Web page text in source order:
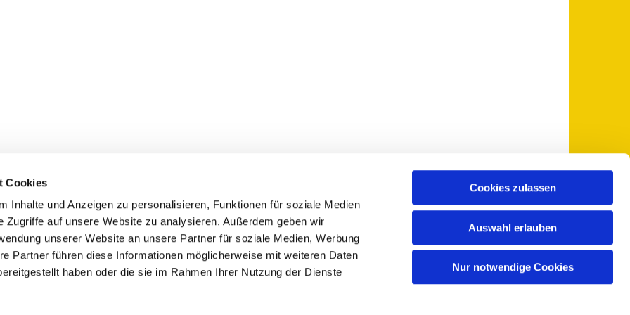
Cookies
Inhalte und Anzeigen zu personalisieren, Funktionen für soziale Medien
Zugriffe auf unsere Website zu analysieren. Außerdem geben wir
unserer Website an unsere Partner für soziale Medien, Werbung
Partner führen diese Informationen möglicherweise mit weiteren Daten
haben oder die sie im Rahmen Ihrer Nutzung der Dienste
Cookies zulassen
Auswahl erlauben
Nur notwendige Cookies
Anklam-Greifswald · Bahnhofstr. 15, 17489 Greifswald+49 3834 5735-0
pfarramt@sankt-otto.de
Kontaktinformationen
Impressum
Hinweisgebersystem